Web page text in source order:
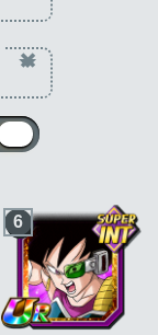
×
6